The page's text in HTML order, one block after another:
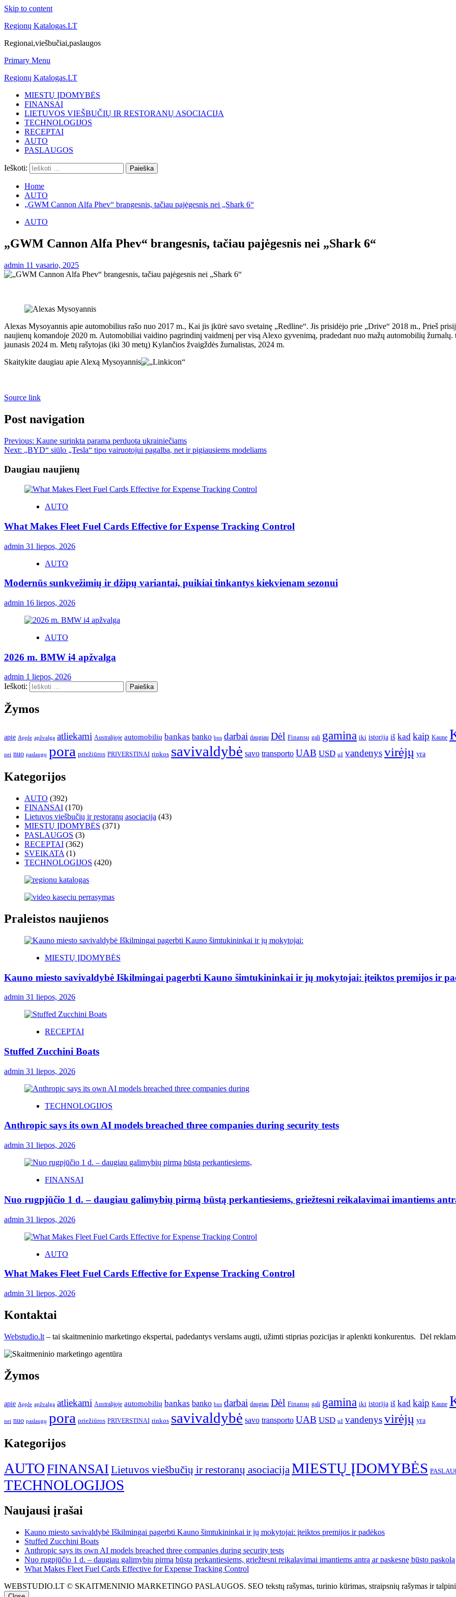
Skip to content
Regionų Katalogas.LT
Regionai,viešbučiai,paslaugos
Primary Menu
Regionų Katalogas.LT
MIESTŲ ĮDOMYBĖS
FINANSAI
LIETUVOS VIEŠBUČIŲ IR RESTORANŲ ASOCIACIJA
TECHNOLOGIJOS
RECEPTAI
AUTO
PASLAUGOS
Ieškoti:
Home
AUTO
„GWM Cannon Alfa Phev“ brangesnis, tačiau pajėgesnis nei „Shark 6“
AUTO
„GWM Cannon Alfa Phev“ brangesnis, tačiau pajėgesnis nei „Shark 6“
admin 11 vasario, 2025
Alexas Mysoyannis apie automobilius rašo nuo 2017 m., Kai jis įkūrė savo svetainę „Redline“. Jis prisidėjo prie „Drive“ 2018 m., Prieš
naujienų komandoje 2020 m. Automobiliai vaidino pagrindinį vaidmenį per visą Alexo gyvenimą, pradedant nuo mažų automobilių
jaunasis 2024 m. Metų rašytojas (iki 30 metų) Kylančios žvaigždės žurnalistas, 2024 m.
Skaitykite daugiau apie Alexą Mysoyannis
Source link
Post navigation
Previous: Kaune surinkta parama perduota ukrainiečiams
Next: „BYD“ siūlo „Tesla“ tipo vairuotojui pagalbą, net ir pigiausiems modeliams
Daugiau naujienų
AUTO
What Makes Fleet Fuel Cards Effective for Expense Tracking Control
admin 31 liepos, 2026
AUTO
Modernūs sunkvežimių ir džipų variantai, puikiai tinkantys kiekvienam sezonui
admin 16 liepos, 2026
AUTO
2026 m. BMW i4 apžvalga
admin 1 liepos, 2026
Ieškoti:
Žymos
apie Apple apžvalga atliekami Australijoje automobilių bankas banko bus darbai daugiau Dėl Finansų gali gamina iki istorija iš kad kaip Kaune
nei nuo paslaugų pora priežiūros PRIVERSTINAI rinkos savivaldybė savo transporto UAB USD už vandenysvirėjų yra
Kategorijos
AUTO (392)
FINANSAI (170)
Lietuvos viešbučių ir restoranų asociacija (43)
MIESTŲ ĮDOMYBĖS (371)
PASLAUGOS (3)
RECEPTAI (362)
SVEIKATA (1)
TECHNOLOGIJOS (420)
Praleistos naujienos
MIESTŲ ĮDOMYBĖS
Kauno miesto savivaldybė Iškilmingai pagerbti Kauno šimtukininkai ir jų mokytojai: įteiktos premijos ir
admin 31 liepos, 2026
RECEPTAI
Stuffed Zucchini Boats
admin 31 liepos, 2026
TECHNOLOGIJOS
Anthropic says its own AI models breached three companies during security tests
admin 31 liepos, 2026
FINANSAI
Nuo rugpjūčio 1 d. – daugiau galimybių pirmą būstą perkantiesiems, griežtesni reikalavimai imantiems
admin 31 liepos, 2026
AUTO
What Makes Fleet Fuel Cards Effective for Expense Tracking Control
admin 31 liepos, 2026
Kontaktai
Webstudio.lt – tai skaitmeninio marketingo ekspertai, padedantys verslams augti, užimti stiprias pozicijas ir aplenkti konkurentus. Dėl
Žymos
apie Apple apžvalga atliekami Australijoje automobilių bankas banko bus darbai daugiau Dėl Finansų gali gamina iki istorija iš kad kaip Kaune
nei nuo paslaugų pora priežiūros PRIVERSTINAI rinkos savivaldybė savo transporto UAB USD už vandenysvirėjų yra
Kategorijos
AUTOFINANSAI Lietuvos viešbučių ir restoranų asociacijaMIESTŲ ĮDOMYBĖS
TECHNOLOGIJOS
Naujausi įrašai
Kauno miesto savivaldybė Iškilmingai pagerbti Kauno šimtukininkai ir jų mokytojai: įteiktos premijos ir padėkos
Stuffed Zucchini Boats
Anthropic says its own AI models breached three companies during security tests
Nuo rugpjūčio 1 d. – daugiau galimybių pirmą būstą perkantiesiems, griežtesni reikalavimai imantiems antrą ar paskesnę būsto paskolą
What Makes Fleet Fuel Cards Effective for Expense Tracking Control
WEBSTUDIO.LT © SKAITMENINIO MARKETINGO PASLAUGOS. SEO tekstų rašymas, turinio kūrimas, straipsnių rašymas ir